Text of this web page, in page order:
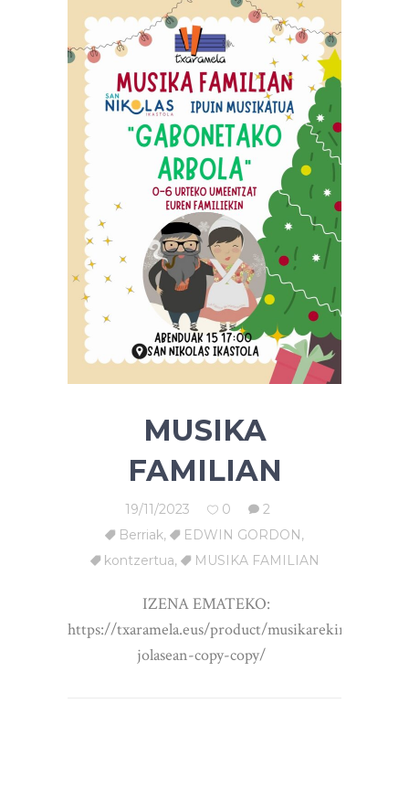
MUSIKA
FAMILIAN
19/11/2023 0
2
Berriak, EDWIN GORDON ,
kontzertua, MUSIKA FAMILIAN
IZENA EMATEKO:
https://txaramela.eus/product/musikarekin-
jolasean-copy-copy/